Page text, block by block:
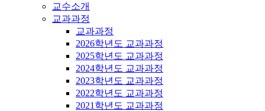
교수소개
교과과정
교과과정
2026학년도 교과과정
2025학년도 교과과정
2024학년도 교과과정
2023학년도 교과과정
2022학년도 교과과정
2021학년도 교과과정